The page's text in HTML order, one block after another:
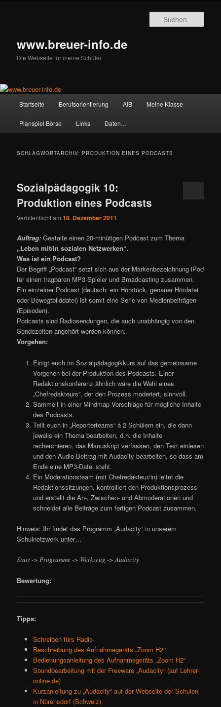
www.breuer-info.de
Die Webseite für meine Schüler
Startseite Berufsorientierung AIB Meine Klasse
Planspiel Börse Links Daten…
SCHLAGWORTARCHIV: PRODUKTION EINES PODCASTS
Sozialpädagogik 10:
Produktion eines Podcasts
Veröffentlicht am18. Dezember 2011
Auftrag: Gestalte einen 20-minütigen Podcast zum Thema
„Leben mit/in sozialen Netzwerken“.
Was ist ein Podcast?
Der Begriff „Podcast“ setzt sich aus der Markenbezeichnung iPod
für einen tragbaren MP3-Spieler und Broadcasting zusammen.
Ein einzelner Podcast (deutsch: ein Hörstück, genauer Hördatei
oder Bewegtbilddatei) ist somit eine Serie von Medienbeiträgen
(Episoden).
Podcasts sind Radiosendungen, die auch unabhängig von den
Sendezeiten angehört werden können.
Vorgehen:
Einigt euch im Sozialpädagogikkurs auf das gemeinsame
Vorgehen bei der Produktion des Podcasts. Einer
Redaktionskonferenz ähnlich wäre die Wahl eines
„Chefredakteurs“, der den Prozess moderiert, sinnvoll.
Sammelt in einer Mindmap Vorschläge für mögliche Inhalte
des Podcasts.
Teilt euch in „Reporterteams“ á 2 Schülern ein, die dann
jeweils ein Thema bearbeiten, d.h. die Inhalte
recherchieren, das Manuskript verfassen, den Text einlesen
und den Audio-Beitrag mit Audacity bearbeiten, so dass am
Ende eine MP3-Datei steht.
Ein Moderationsteam (mit Chefredakteur/in) leitet die
Redaktionssitzungen, kontrolliert den Produktionsprozess
und erstellt die An-, Zwischen- und Abmoderationen und
schneidet alle Beiträge zum fertigen Podcast zusammen.
Hinweis: Ihr findet das Programm „Audacity“ in unserem
Schulnetzwerk unter…
Start -> Programme -> Werkzeug -> Audacity
Bewertung:
Tipps:
Schreiben fürs Radio
Beschreibung des Aufnahmegeräts „Zoom H2“
Bedienungsanleitung des Aufnahmegeräts „Zoom H2“
Soundbearbeitung mit der Freeware „Audacity“ (auf Lehrer-
online.de)
Kurzanleitung zu „Audacity“ auf der Webseite der Schulen
in Nürensdorf (Schweiz)